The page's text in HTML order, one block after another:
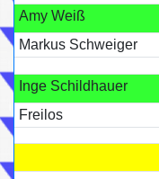
Amy Weiß
Markus Schweiger
Inge Schildhauer
Freilos